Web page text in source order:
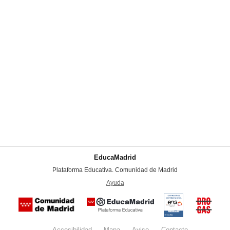
EducaMadrid
Plataforma Educativa. Comunidad de Madrid
Ayuda
Certificación
conformidad
con el
Nacional de
del